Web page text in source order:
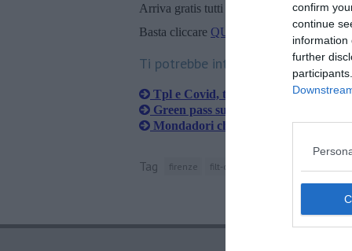
confirm
continue
information
further
Arriva gratis tutti i giorni alle 20:00
Basta cliccare QUI
Ti potrebbe interessare anche:
Tpl e Covid, tutte le rimodulazioni
Green pass su bus e tram, una
Mondadori chiude, i dipendenti
Tag firenze filt-cgil